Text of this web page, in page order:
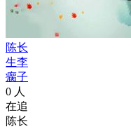
陈长
生李
瘸子
0 人
在追
陈长